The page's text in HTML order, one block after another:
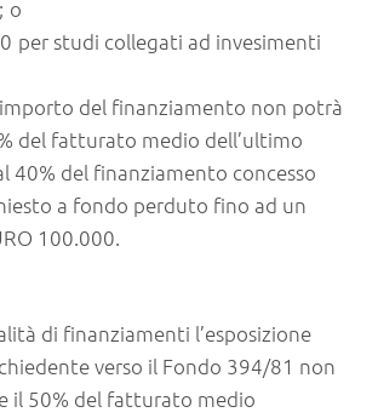
o
per studi collegati ad invesimenti
del finanziamento non potrà
del fatturato medio dell’ultimo
40% del finanziamento concesso
a fondo perduto fino ad un
100.000.
di finanziamenti l’esposizione
verso il Fondo 394/81 non
il 50% del fatturato medio